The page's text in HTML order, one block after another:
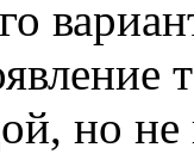
но